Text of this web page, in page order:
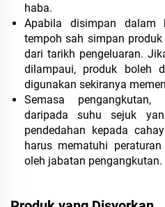
haba.
Apabila disimpan dalam
tempoh sah simpan
dari tarikh pengeluaran.
dilampaui, produk boleh
digunakan sekiranya
Semasa
daripada suhu sejuk
pendedahan kepada
harus mematuhi
oleh jabatan pengangkutan.